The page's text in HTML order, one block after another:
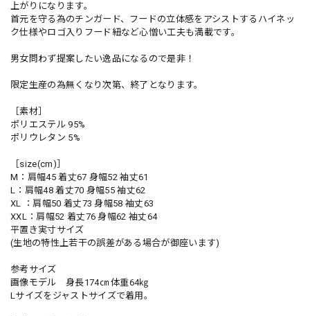
上がりになります。
首元を守る為のチンガード、フードの立体感をアシストするハイネッ
ク仕様やロゴ入りフード紐など心憎い工夫も満載です。
男女問わず提案したい逸品になるので是非！
限定生産の為無くなり次第、終了となります。
［素材］
ポリエステル 95%
ポリウレタン 5%
［size(cm)］
M：肩幅45 着丈67 身幅52 袖丈61
L：肩幅48 着丈70 身幅55 袖丈62
XL ：肩幅50 着丈73 身幅58 袖丈63
XXL：肩幅52 着丈76 身幅62 袖丈64
平置き実寸サイズ
(生地の特性上若干の誤差がある場合が御座います)
参考サイズ
画像モデル 身長174㎝ 体重64㎏
Lサイズをジャストサイズで着用。